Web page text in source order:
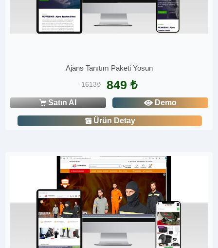
Ajans Tanıtım Paketi Yosun
1613₺ 849 ₺
Satın Al Demo
Ürün Detay